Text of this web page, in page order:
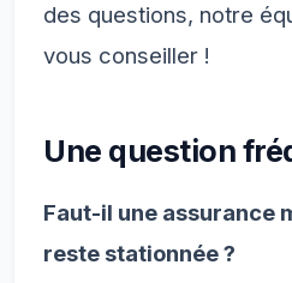
des questions, notre
vous conseiller !
Une question
Faut-il une assurance
reste stationnée ?